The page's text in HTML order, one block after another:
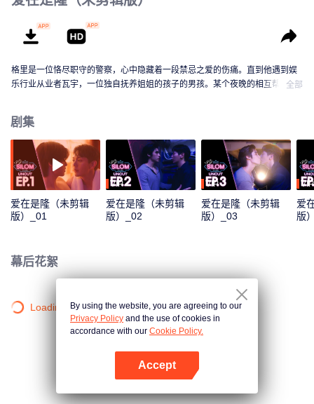
格里是一位恪尽职守的警察，心中隐藏着一段禁忌之爱的伤痛。直到他遇到娱
乐行业从业者瓦宇，一位独自抚养姐姐的孩子的男孩。某个夜晚的相互帮助，
全部
剧集
爱在是隆（未剪辑
版）_01
VIP
爱在是隆（未剪辑
版）_02
VIP
爱在是隆（未剪辑
版）_03
VIP
爱
版
幕后花絮
Loading…By using the website, you are agreeing to our
Privacy Policy and the use of cookies in
accordance with our Cookie Policy.
Accept